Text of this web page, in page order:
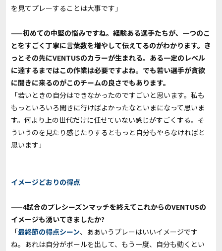
を見てプレーすることは大事です」
——初めての中堅の悩みですね。経験ある選手たちが、一つのこ
とをすごく丁寧に言葉数を増やして伝えてるのがわかります。き
っとその先にVENTUSのカラーが生まれる。ある一定のレベル
に達するまではこの作業は必要ですよね。でも若い選手が貪欲
に聞きに来るのがこのチームの良さでもあります。
「若いときの自分はできなかったのですごいと思います。私も
もっといろいろ聞きに行けばよかったなといまになって思いま
す。何より上の世代だけに任せていない感じがすごくする。そ
ういうのを見たり感じたりするともっと自分もやらなければと
思います」
イメージどおりの得点
——4試合のプレシーズンマッチを終えてこれからのVENTUSの
イメージも湧いてきましたか?
「最終節の得点シーン、ああいうプレーはいいイメージです
ね。あれは自分がボールを出して、もう一度、自分も動くとい